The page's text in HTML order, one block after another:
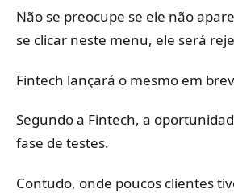
Não se preocupe se ele não
se clicar neste menu, ele será
Fintech lançará o mesmo em
Segundo a Fintech, a
fase de testes.
Contudo, onde poucos clientes